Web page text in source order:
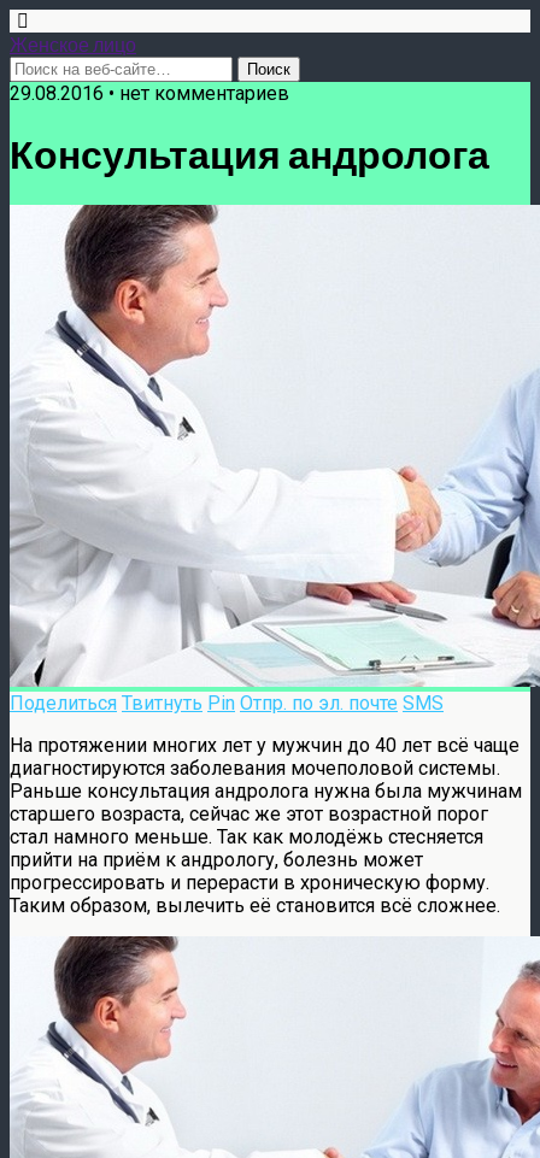
Женское лицо
29.08.2016 • нет комментариев
Консультация андролога
Поделиться Твитнуть Pin Отпр. по эл. почте SMS
На протяжении многих лет у мужчин до 40 лет всё чаще
диагностируются заболевания мочеполовой системы.
Раньше консультация андролога нужна была мужчинам
старшего возраста, сейчас же этот возрастной порог
стал намного меньше. Так как молодёжь стесняется
прийти на приём к андрологу, болезнь может
прогрессировать и перерасти в хроническую форму.
Таким образом, вылечить её становится всё сложнее.